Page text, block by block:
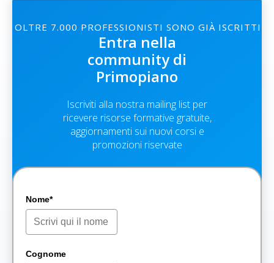
OLTRE 7.000 PROFESSIONISTI SONO GIÀ ISCRITTI
Entra nella
community di
Primopiano
Iscriviti alla nostra mailing list per
ricevere risorse formative gratuite,
aggiornamenti sui nuovi corsi e
promozioni riservate
Nome*
Cognome